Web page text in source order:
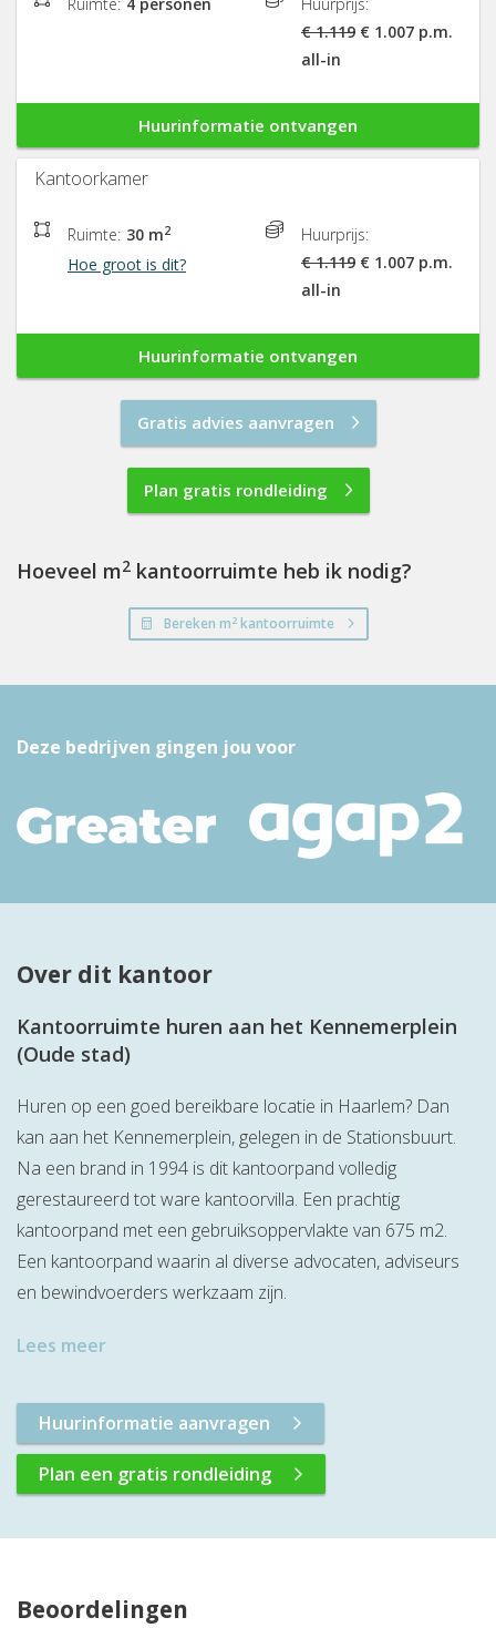
€ 1.119 € 1.007 p.m.
all-in
Huurinformatie ontvangen
Kantoorkamer
Ruimte: 30 m2
Hoe groot is dit?
Huurprijs:
€ 1.119 € 1.007 p.m.
all-in
Huurinformatie ontvangen
Gratis advies aanvragen
Plan gratis rondleiding
Hoeveel m2 kantoorruimte heb ik nodig?
Bereken m2kantoorruimte
Deze bedrijven gingen jou voor
Over dit kantoor
Kantoorruimte huren aan het Kennemerplein
(Oude stad)
Huren op een goed bereikbare locatie in Haarlem? Dan
kan aan het Kennemerplein, gelegen in de Stationsbuurt.
Na een brand in 1994 is dit kantoorpand volledig
gerestaureerd tot ware kantoorvilla. Een prachtig
kantoorpand met een gebruiksoppervlakte van 675 m2.
Een kantoorpand waarin al diverse advocaten, adviseurs
en bewindvoerders werkzaam zijn.
Lees meer
Huurinformatie aanvragen
Plan een gratis rondleiding
Beoordelingen